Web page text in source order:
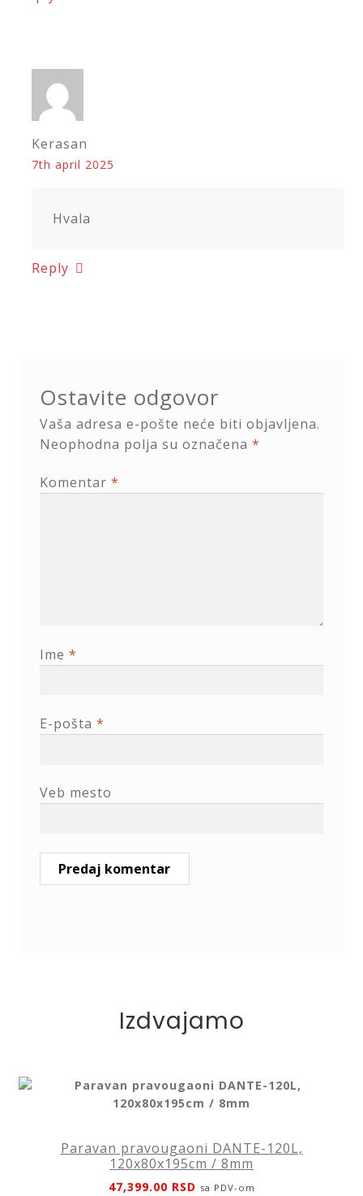
Kerasan
7th april 2025
Hvala
Reply
Ostavite odgovor
Vaša adresa e-pošte neće biti objavljena.
Neophodna polja su označena *
Komentar *
Ime *
E-pošta *
Veb mesto
Izdvajamo
Paravan pravougaoni DANTE-120L,
120x80x195cm / 8mm
47,399.00 RSD sa PDV-om